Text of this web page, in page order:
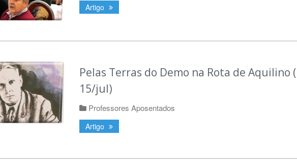
Artigo
Pelas Terras do Demo na Rota de Aquilino
15/jul)
Professores Aposentados
Artigo